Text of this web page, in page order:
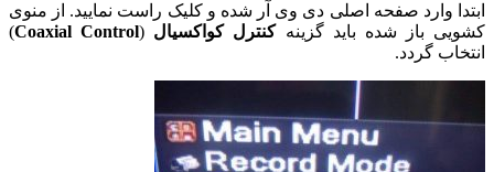
وارد صفحه اصلی دی وی آر شده و کلیک راست نمایید. از منوی
باز شده باید گزینهکنترل کواکسیال(
Coaxial Control
)
گردد.